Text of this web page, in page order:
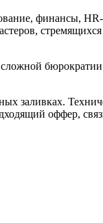
финансы,
заливках.
оффер,